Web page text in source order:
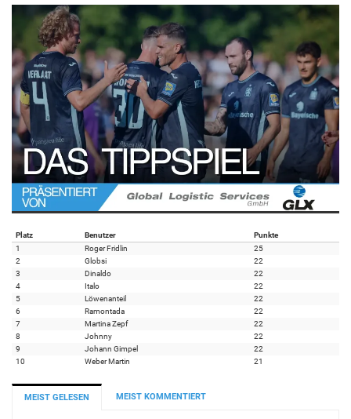
Platz Benutzer
Punkte
1
Roger Fridlin
25
2
Globsi
22
3
Dinaldo
22
4
Italo
22
5
Löwenanteil
22
6
Ramontada
22
7
Martina Zepf
22
8
Johnny
22
9
Johann Gimpel
22
10
Weber Martin 21
MEIST GELESEN MEIST KOMMENTIERT